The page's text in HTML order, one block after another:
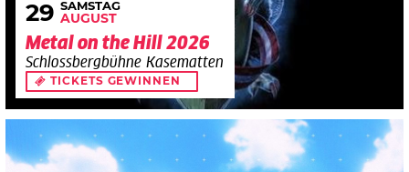
29 SAMSTAG
AUGUST
Metal on the Hill 2026
Schlossbergbühne Kasematten
TICKETS GEWINNEN